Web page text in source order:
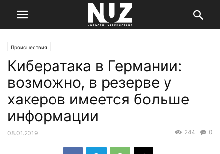
Происшествия
Кибератака в Германии:
возможно, в резерве у
хакеров имеется больше
информации
08.01.2019 0
244